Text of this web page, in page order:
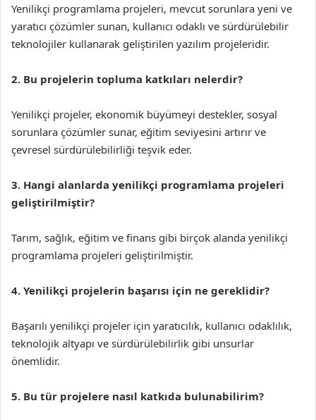
Yenilikçi programlama projeleri, mevcut sorunlara yeni ve
yaratıcı çözümler sunan, kullanıcı odaklı ve sürdürülebilir
teknolojiler kullanarak geliştirilen yazılım projeleridir.
2. Bu projelerin topluma katkıları nelerdir?
Yenilikçi projeler, ekonomik büyümeyi destekler, sosyal
sorunlara çözümler sunar, eğitim seviyesini artırır ve
çevresel sürdürülebilirliği teşvik eder.
3. Hangi alanlarda yenilikçi programlama projeleri
geliştirilmiştir?
Tarım, sağlık, eğitim ve finans gibi birçok alanda yenilikçi
programlama projeleri geliştirilmiştir.
4. Yenilikçi projelerin başarısı için ne gereklidir?
Başarılı yenilikçi projeler için yaratıcılık, kullanıcı odaklılık,
teknolojik altyapı ve sürdürülebilirlik gibi unsurlar
önemlidir.
5. Bu tür projelere nasıl katkıda bulunabilirim?